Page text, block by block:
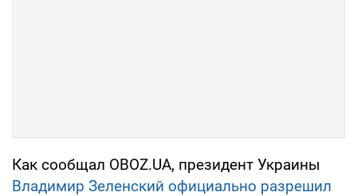
Как сообщал OBOZ.UA, президент Украины
Владимир Зеленский официально разрешил